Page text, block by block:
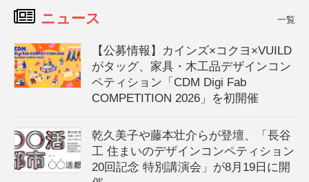
ニュース 一覧
【公募情報】カインズ×コクヨ×VUILD
がタッグ、家具・木工品デザインコン
ペティション「CDM Digi Fab
COMPETITION 2026」を初開催
乾久美子や藤本壮介らが登壇、「長谷
工 住まいのデザインコンペティション
20回記念 特別講演会」が8月19日に開